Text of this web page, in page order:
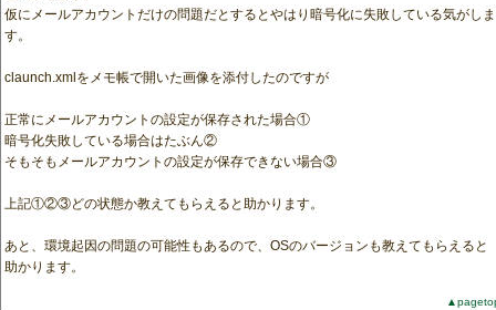
仮にメールアカウントだけの問題だとするとやはり暗号化に失敗している気がしま
す。
claunch.xmlをメモ帳で開いた画像を添付したのですが
正常にメールアカウントの設定が保存された場合①
暗号化失敗している場合はたぶん②
そもそもメールアカウントの設定が保存できない場合③
上記①②③どの状態か教えてもらえると助かります。
あと、環境起因の問題の可能性もあるので、OSのバージョンも教えてもらえると
助かります。